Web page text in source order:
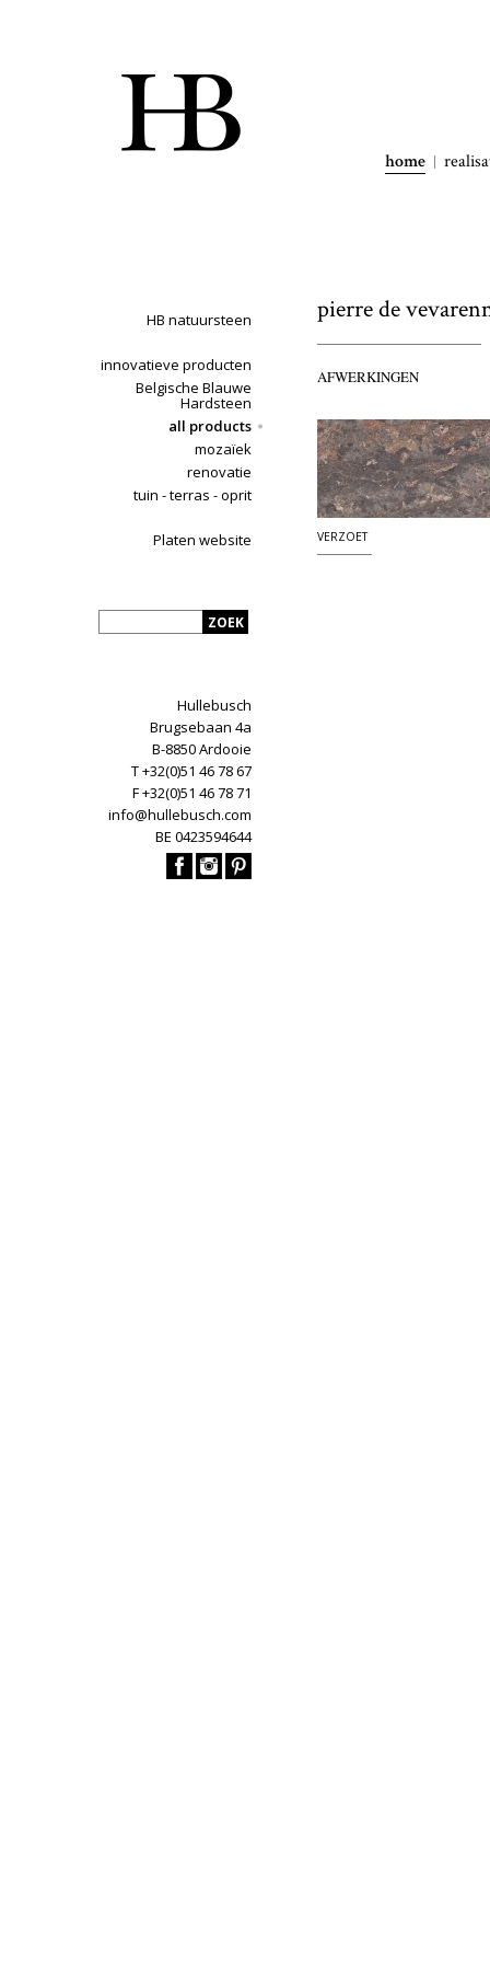
home
HB natuursteen
innovatieve producten
Belgische Blauwe
Hardsteen
all products
mozaïek
renovatie
tuin - terras - oprit
Platen website
Hullebusch
Brugsebaan 4a
B-8850 Ardooie
T +32(0)51 46 78 67
F +32(0)51 46 78 71
info@hullebusch.com
BE 0423594644
pierre de
AFWERKINGEN
VERZOET